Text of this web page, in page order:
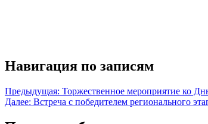
Навигация по записям
Предыдущая: Торжественное мероприятие ко
Далее: Встреча с победителем регионального